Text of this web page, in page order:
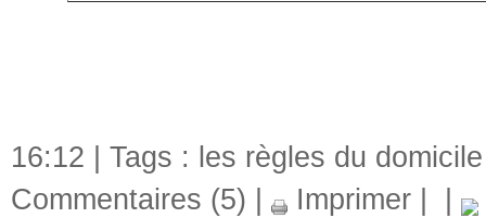
16:12 | Tags : les règles du
Commentaires (5)
Imprimer